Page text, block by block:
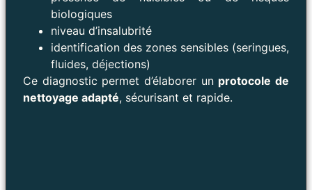
biologiques
niveau d’insalubrité
identification des zones sensibles (seringues,
fluides, déjections)
Ce diagnostic permet d’élaborer un protocole de
nettoyage adapté, sécurisant et rapide.